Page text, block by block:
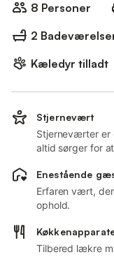
8 Personer
2
Kæledyr tilladt
Stjernevært
Stjerneværter er
altid sørger for
Enestående
Erfaren vært,
ophold.
Tilbered lækre